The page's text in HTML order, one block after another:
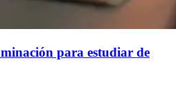
para estudiar de